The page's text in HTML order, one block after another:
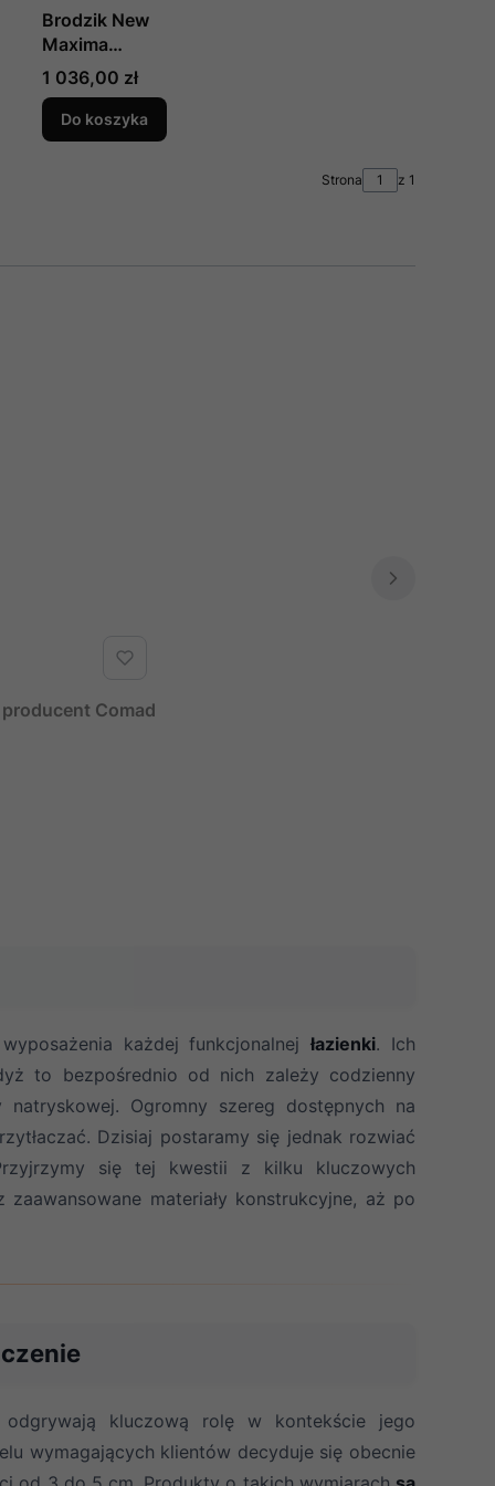
Brodzik New
Maxima
Asymetryczny P
Biały Akrylowy
120x85x14,
Producent: New
Cena
1 036,00 zł
Do koszyka
Strona z 1
producent Comad
każdej funkcjonalnejłazienki. Ich
to bezpośrednio od nich zależy codzienny
Ogromny szereg dostępnych na
Dzisiaj postaramy się jednak rozwiać
się tej kwestii z kilku kluczowych
zaawansowane materiały konstrukcyjne, aż po
kluczową rolę w kontekście jego
wymagających klientów decyduje się obecnie